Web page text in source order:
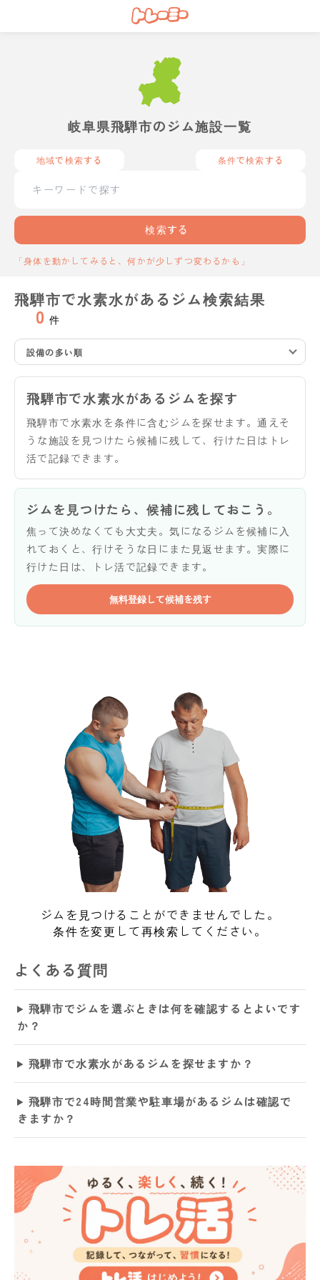
岐阜県飛騨市のジム施設一覧
地域で検索する 条件で検索する
検索する
「身体を動かしてみると、何かが少しずつ変わるかも」
飛騨市で水素水があるジム検索結果
0 件
設備の多い順
飛騨市で水素水があるジムを探す
飛騨市で水素水を条件に含むジムを探せます。通えそ
うな施設を見つけたら候補に残して、行けた日はトレ
活で記録できます。
ジムを見つけたら、候補に残しておこう。
焦って決めなくても大丈夫。気になるジムを候補に入
れておくと、行けそうな日にまた見返せます。実際に
行けた日は、トレ活で記録できます。
無料登録して候補を残す
ジムを見つけることができませんでした。
条件を変更して再検索してください。
よくある質問
飛騨市でジムを選ぶときは何を確認するとよいです
か？
飛騨市で水素水があるジムを探せますか？
飛騨市で24時間営業や駐車場があるジムは確認で
きますか？